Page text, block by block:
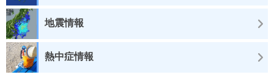
地震情報
熱中症情報